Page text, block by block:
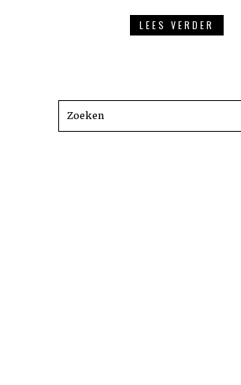
LEES VERDER